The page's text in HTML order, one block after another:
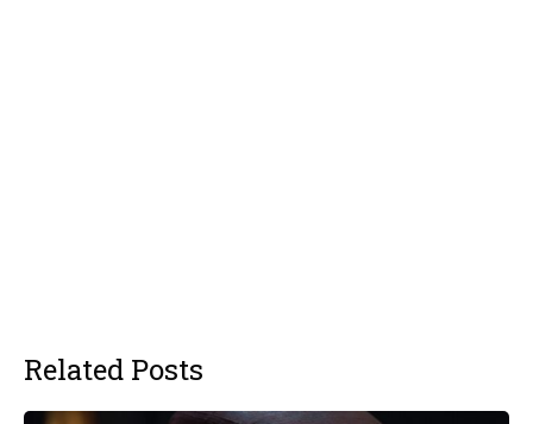
Related Posts